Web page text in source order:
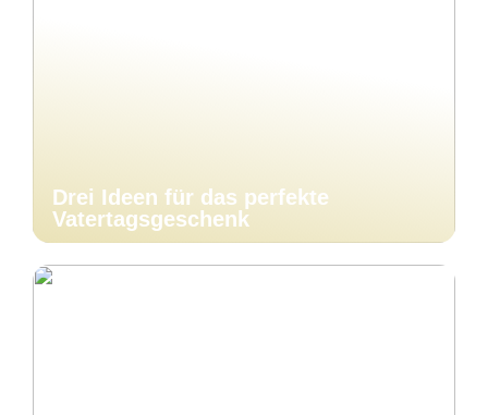
Drei Ideen für das perfekte
Vatertagsgeschenk